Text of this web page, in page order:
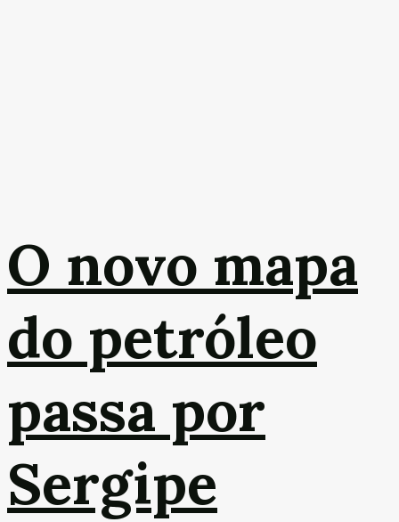
O novo mapa
do petróleo
passa por
Sergipe